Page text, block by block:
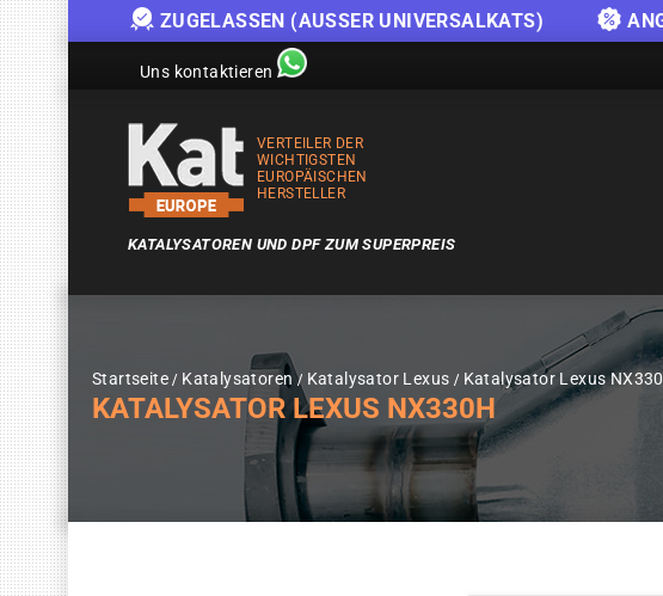
ZUGELASSEN (AUSSER UNIVERSALKATS)
Uns kontaktieren
VERTEILER DER
WICHTIGSTEN
EUROPÄISCHEN
HERSTELLER
KATALYSATOREN UND DPF ZUM SUPERPREIS
Startseite Katalysatoren Katalysator Lexus Katalysator Lexus
KATALYSATOR LEXUS NX330H